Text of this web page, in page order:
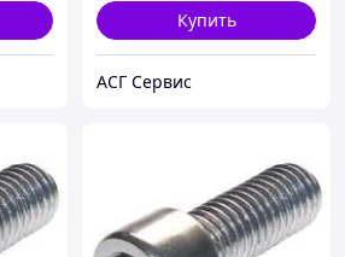
Купить
АСГ Сервис